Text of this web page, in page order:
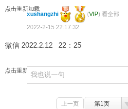
点击重新加载
xushangzhi (VIP) 看全部
2022-2-15 22:17:32
微信 2022.2.12 22：25
点击重新加载
上一页 第1页